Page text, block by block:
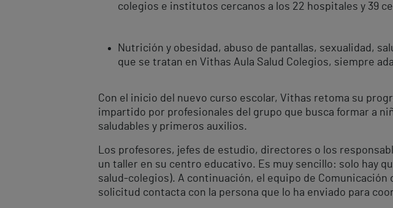
colegios e institutos cercanos a los 22 hospitales y 39
Nutrición y obesidad, abuso de pantallas, sexualidad,
que se tratan en Vithas Aula Salud Colegios, siempre
Con el inicio del nuevo curso escolar, Vithas retoma su
impartido por profesionales del grupo que busca formar a
saludables y primeros auxilios.
Los profesores, jefes de estudio, directores o los
un taller en su centro educativo. Es muy sencillo: solo hay
salud-colegios). A continuación, el equipo de
solicitud contacta con la persona que lo ha enviado para